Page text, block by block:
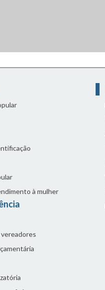
à mulher